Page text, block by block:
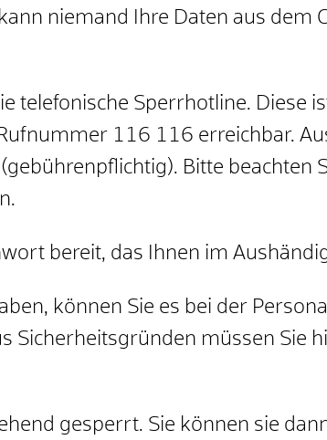
niemand Ihre Daten aus dem
telefonische Sperrhotline. Diese
116 116 erreichbar.
Bitte beachten
bereit, das Ihnen im
können Sie es bei der
Sicherheitsgründen müssen Sie
gesperrt. Sie können sie